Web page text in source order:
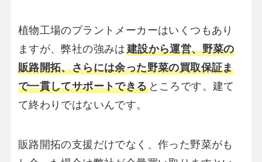
植物工場のプラントメーカーはいくつもあり
ますが、弊社の強みは建設から運営、野菜の
販路開拓、さらには余った野菜の買取保証ま
で一貫してサポートできるところです。建て
て終わりではないんです。
販路開拓の支援だけでなく、作った野菜がも